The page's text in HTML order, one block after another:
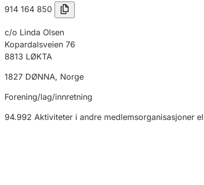
914 164 850
c/o Linda Olsen
Kopardalsveien 76
8813 LØKTA
1827 DØNNA, Norge
Forening/lag/innretning
94.992 Aktiviteter i andre medlemsorganisasjoner